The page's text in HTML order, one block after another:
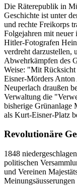
Die Räterepublik in
Geschichte ist unter
und rechte Freikorps
Folgejahren mit neuer
Hitler-Fotografen
verdreht darzustellen,
Abwehrkämpfen des
Weise: "Mit Rücksicht
Eisner-Mörders
Neuperlach draußen
Verwaltung die
bisherige Grünanlage
als Kurt-Eisner-Platz
Revolutionäre
1848
politischen
und Vereinen
Meinungsäusserungen